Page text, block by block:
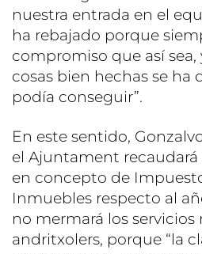
nuestra entrada en el
ha rebajado porque
compromiso que así sea,
cosas bien hechas se ha
podía conseguir”.
En este sentido,
el Ajuntament
en concepto de
Inmuebles respecto al
no mermará los
andritxolers, porque “la